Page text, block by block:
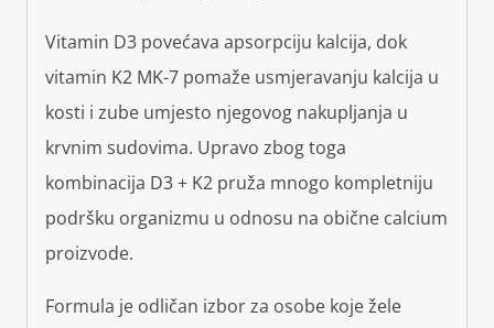
Vitamin D3 povećava apsorpciju kalcija, dok
vitamin K2 MK-7 pomaže usmjeravanju kalcija u
kosti i zube umjesto njegovog nakupljanja u
krvnim sudovima. Upravo zbog toga
kombinacija D3 + K2 pruža mnogo kompletniju
podršku organizmu u odnosu na obične calcium
proizvode.
Formula je odličan izbor za osobe koje žele